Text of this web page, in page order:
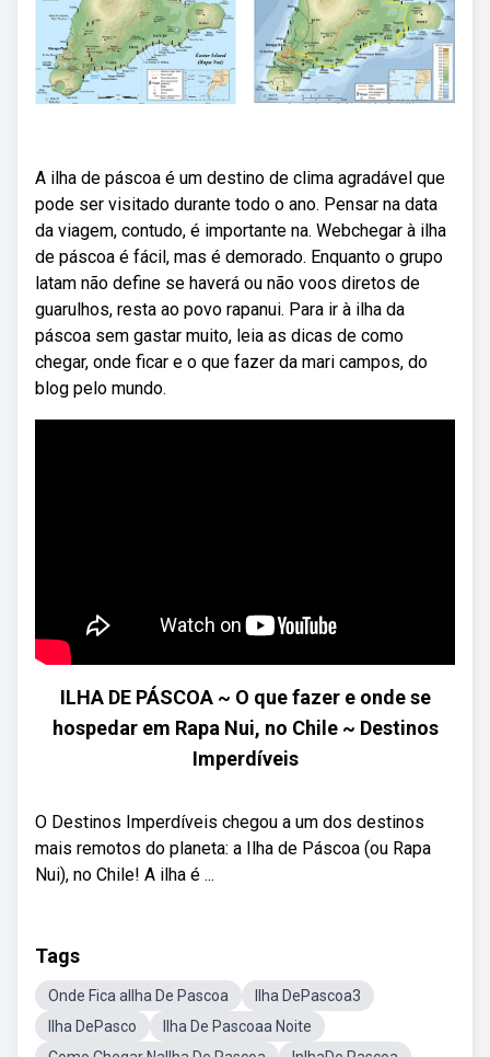
A ilha de páscoa é um destino de clima agradável que
pode ser visitado durante todo o ano. Pensar na data
da viagem, contudo, é importante na. Webchegar à ilha
de páscoa é fácil, mas é demorado. Enquanto o grupo
latam não define se haverá ou não voos diretos de
guarulhos, resta ao povo rapanui. Para ir à ilha da
páscoa sem gastar muito, leia as dicas de como
chegar, onde ficar e o que fazer da mari campos, do
blog pelo mundo.
ILHA DE PÁSCOA ~ O que fazer e onde se
hospedar em Rapa Nui, no Chile ~ Destinos
Imperdíveis
O Destinos Imperdíveis chegou a um dos destinos
mais remotos do planeta: a Ilha de Páscoa (ou Rapa
Nui), no Chile! A ilha é ...
Tags
Onde Fica aIlha De Pascoa
Ilha DePascoa3
Ilha DePasco
Ilha De Pascoaa Noite